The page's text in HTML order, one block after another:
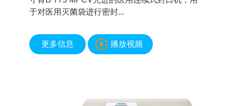
于对医用灭菌袋进行密封...
更多信息 播放视频